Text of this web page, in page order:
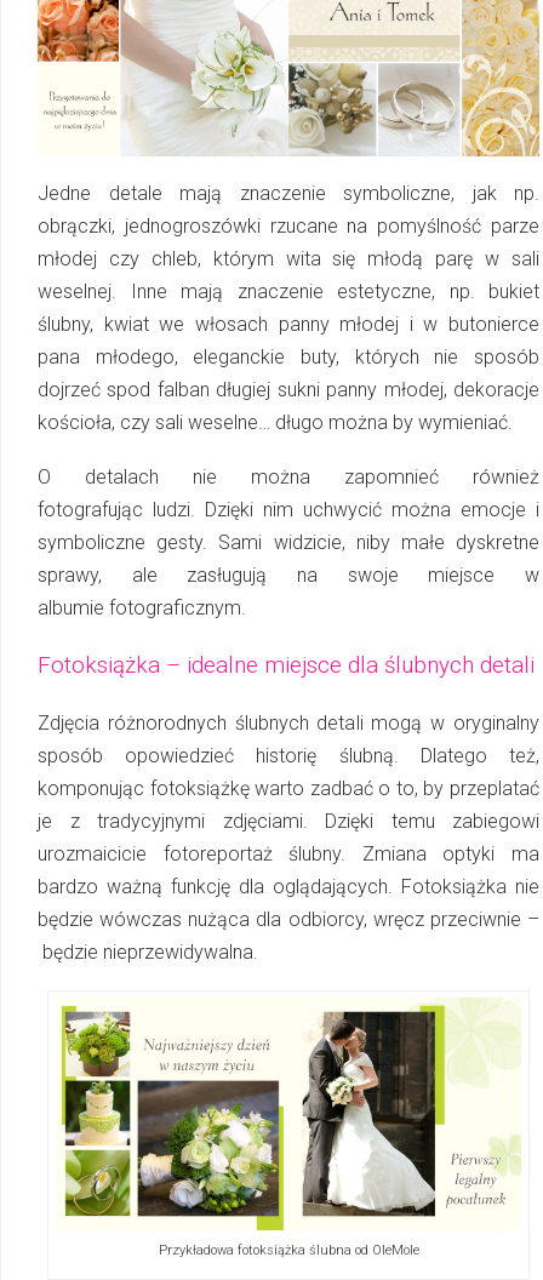
Jedne detale mają znaczenie symboliczne, jak np.
obrączki, jednogroszówki rzucane na pomyślność parze
młodej czy chleb, którym wita się młodą parę w sali
weselnej. Inne mają znaczenie estetyczne, np. bukiet
ślubny, kwiat we włosach panny młodej i w bu­tonierce
pana młodego, eleganckie buty, których nie sposób
dojrzeć spod falban długiej sukni panny młodej, dekoracje
kościoła, czy sali weselne… długo można by wymieniać.
O detalach nie można zapomnieć również
fotografując ludzi. Dzięki nim uchwycić można emocje i
symboliczne gesty. Sami widzicie, niby małe dyskretne
sprawy, ale zasługują na swoje miejsce w
albumie fotograficznym.
Fotoksiążka – idealne miejsce dla ślubnych detali
Zdjęcia różnorodnych ślubnych detali mogą w oryginalny
sposób opowiedzieć historię ślubną. Dlatego też,
komponując fotoksiążkę warto zadbać o to, by przeplatać
je z tra­dycyjnymi zdjęciami. Dzięki temu zabiegowi
urozmaicicie fotoreportaż ślubny. Zmiana optyki ma
bardzo ważną funkcję dla oglądających. Fotoksiążka nie
będzie wówczas nużąca dla odbiorcy, wręcz przeciwnie –
będzie nieprzewidywalna.
Przykładowa fotoksiążka ślubna od OleMole